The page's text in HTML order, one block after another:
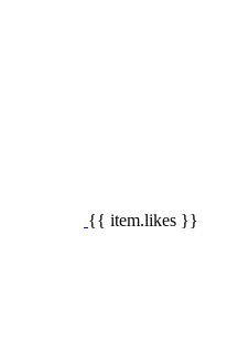
{{ item.likes }}